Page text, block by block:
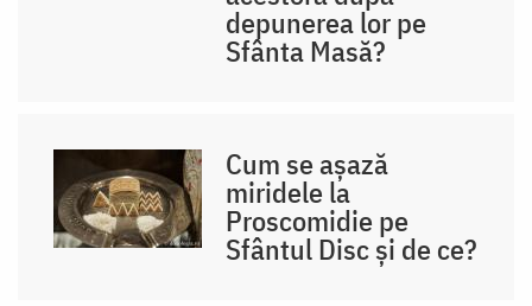
depunerea lor pe
Sfânta Masă?
Cum se așază
miridele la
Proscomidie pe
Sfântul Disc și de ce?